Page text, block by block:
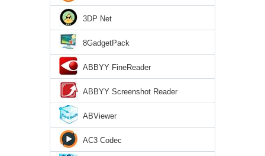
3DP Net
8GadgetPack
ABBYY FineReader
ABBYY Screenshot Reader
ABViewer
AC3 Codec